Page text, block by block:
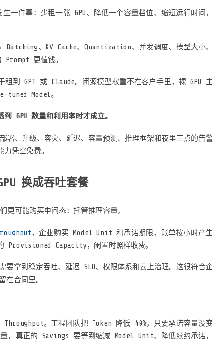
一件事：少租一张 GPU、降低一个容量档位、缩短运行时间
Batching、KV Cache、Quantization、并发调度、模型大小
更值钱。
租到 GPT 或 Claude。闭源模型权重不在客户手里，裸 GPU
tuned Model。
GPU 数量和利用率时才成立。
署、升级、容灾、延迟、容量预测、推理框架和夜里三点的告警
凭空免费。
换成吞吐套餐
更可能购买中间态：托管推理容量。
，企业购买 Model Unit 和承诺期限，账单按小时产生
Provisioned Capacity，闲置时照样收费。
要拿到稳定吞吐、延迟 SLO、权限体系和云上治理。这很符合
在合同里。
。工程团队把 Token 降低 40%，只要承诺容量没变
量，真正的 Savings 要等到缩减 Model Unit、降低续约承诺